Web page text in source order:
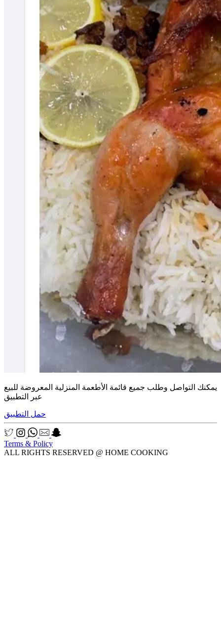
يمكنك التواصل وطلب جميع قائمة الأطعمة المنزلية المعروضة للبيع
عبر التطبيق
حمل التطبيق
Terms & Policy
ALL RIGHTS RESERVED @ HOME COOKING